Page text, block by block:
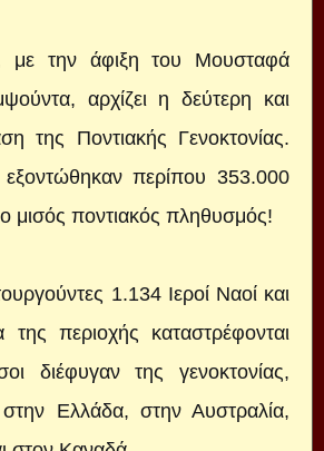
με την άφιξη του Μουσταφά
αρχίζει η δεύτερη και
της Ποντιακής Γενοκτονίας.
περίπου 353.000
μισός ποντιακός πληθυσμός!
1.134 Ιεροί Ναοί και
περιοχής καταστρέφονται
διέφυγαν της γενοκτονίας,
στην Ελλάδα, στην Αυστραλία,